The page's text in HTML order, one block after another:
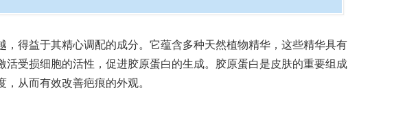
得益于其精心调配的成分。它蕴含多种天然植物精华，这些精华具有
受损细胞的活性，促进胶原蛋白的生成。胶原蛋白是皮肤的重要组成
从而有效改善疤痕的外观。